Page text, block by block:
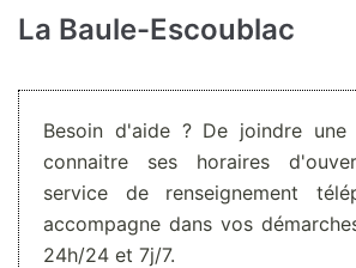
La Baule-Escoublac
Besoin d'aide ? De joindre
connaitre ses horaires
service de renseignement
accompagne dans vos
24h/24 et 7j/7.